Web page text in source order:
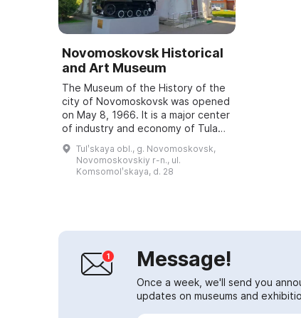
Novomoskovsk Historical
and Art Museum
The Museum of the History of the
city of Novomoskovsk was opened
on May 8, 1966. It is a major center
of industry and economy of Tula
Oblast, whose history begins in
1930, when one of the largest
chem...
Tulʹskaya obl., g. Novomoskovsk,
Novomoskovskiy r-n., ul.
Komsomolʹskaya, d. 28
Message!
Once a week, we'll send you
updates on museums and